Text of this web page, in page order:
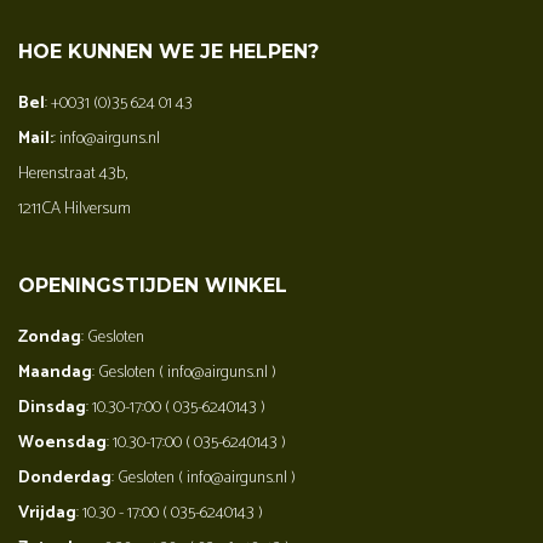
HOE KUNNEN WE JE HELPEN?
Bel: +0031 (0)35 624 01 43
Mail:: info@airguns.nl
Herenstraat 43b,
1211CA Hilversum
OPENINGSTIJDEN WINKEL
Zondag: Gesloten
Maandag: Gesloten ( info@airguns.nl )
Dinsdag: 10.30-17:00 ( 035-6240143 )
Woensdag: 10.30-17:00 ( 035-6240143 )
Donderdag: Gesloten ( info@airguns.nl )
Vrijdag: 10.30 - 17:00 ( 035-6240143 )